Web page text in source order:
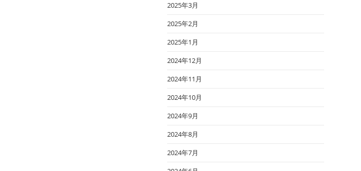
2025年3月
2025年2月
2025年1月
2024年12月
2024年11月
2024年10月
2024年9月
2024年8月
2024年7月